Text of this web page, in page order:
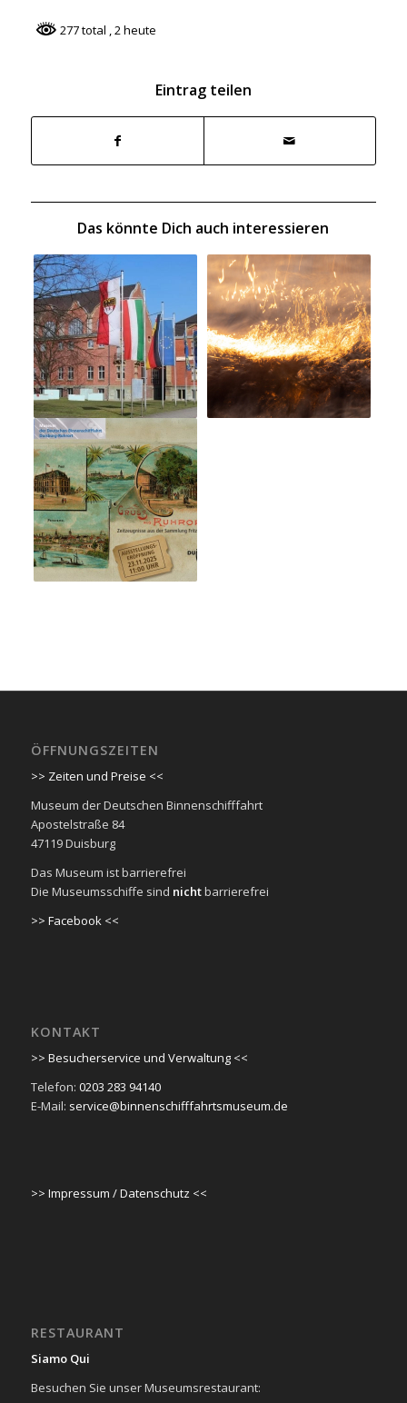
277 total , 2 heute
Eintrag teilen
Das könnte Dich auch interessieren
ÖFFNUNGSZEITEN
>> Zeiten und Preise <<
Museum der Deutschen Binnenschifffahrt
Apostelstraße 84
47119 Duisburg
Das Museum ist barrierefrei
Die Museumsschiffe sind nichtbarrierefrei
>> Facebook <<
KONTAKT
>> Besucherservice und Verwaltung <<
Telefon: 0203 283 94140
E-Mail: service@binnenschifffahrtsmuseum.de
>> Impressum / Datenschutz <<
RESTAURANT
Siamo Qui
Besuchen Sie unser Museumsrestaurant: